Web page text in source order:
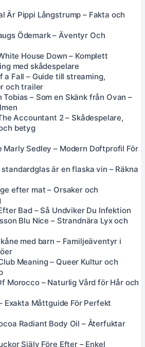
Är Pippi Långstrump – Fakta och
Ödemark – Äventyr Och
House Down – Komplett
med skådespelare
a Fall – Guide till streaming,
och trailer
Tobias – Som en Skänk från Ovan –
Accountant 2 – Skådespelare,
betyg
Marly Sedley – Modern Doftprofil För
standardglas är en flaska vin – Räkna
efter mat – Orsaker och
Bad – Så Undviker Du Infektion
Blu Nice – Strandnära Lyx och
med barn – Familjeäventyr i
Meaning – Queer Kultur och
Morocco – Naturlig Vård för Hår och
Exakta Måttguide För Perfekt
Radiant Body Oil – Återfuktar
Själv Före Efter – Enkel